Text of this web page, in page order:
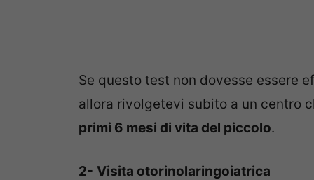
Se questo test non dovesse essere
allora rivolgetevi subito a un centro
primi 6 mesi di vita del piccolo.
2- Visita otorinolaringoiatrica